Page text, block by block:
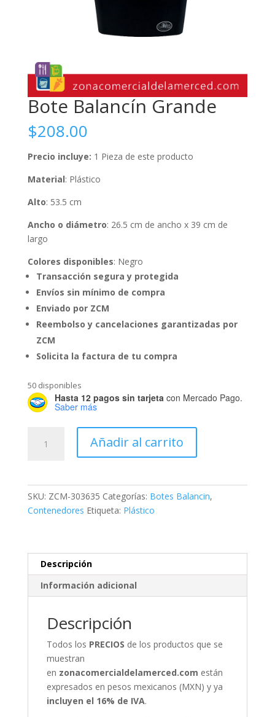
Bote Balancín Grande
$208.00
Precio incluye: 1 Pieza de este producto
Material: Plástico
Alto: 53.5 cm
Ancho o diámetro: 26.5 cm de ancho x 39 cm de
largo
Colores disponibles: Negro
Transacción segura y protegida
Envíos sin mínimo de compra
Enviado por ZCM
Reembolso y cancelaciones garantizadas por
ZCM
Solicita la factura de tu compra
50 disponibles
Hasta 12 pagos sin tarjetacon Mercado Pago.
Saber más
Balancín
Añadir al carrito
SKU: ZCM-303635 Categorías: Botes Balancin,
Contenedores Etiqueta: Plástico
Descripción
Información adicional
Descripción
Todos los PRECIOS de los productos que se
muestran
en zonacomercialdelamerced.com están
expresados en pesos mexicanos (MXN) y ya
incluyen el 16% de IVA.